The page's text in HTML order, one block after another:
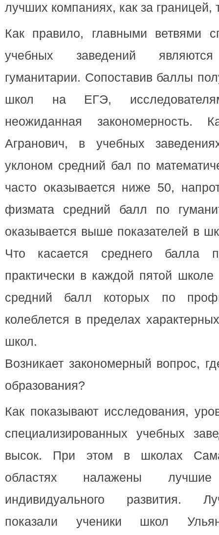
лучших компаниях, как за границей,
Как правило, главными ветвями
учебных заведений
гуманитарии. Сопоставив баллы
школ на ЕГЭ,
неожиданная закономерность.
Агранович, в учебных
уклоном средний бал по
часто оказывается ниже 50,
физмата средний балл по
оказывается выше показателей в
Что касается среднего балла
практически в каждой пятой школе
средний балл которых по
колеблется в пределах
школ.
Возникает закономерный вопрос,
образования?
Как показывают исследования,
специализированных учебных
высок. При этом в школах
областях налажены
индивидуального развития.
показали ученики школ